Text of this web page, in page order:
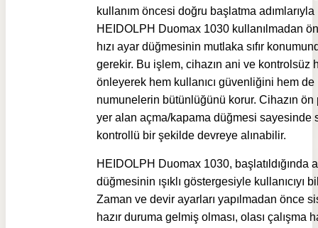
kullanım öncesi doğru başlatma adımlarıyla
HEIDOLPH Duomax 1030 kullanılmadan
hızı ayar düğmesinin mutlaka sıfır
gerekir. Bu işlem, cihazın ani ve kontrolsüz
önleyerek hem kullanıcı güvenliğini hem de
numunelerin bütünlüğünü korur. Cihazın
yer alan açma/kapama düğmesi sayesinde
kontrollü bir şekilde devreye alınabilir.
HEIDOLPH Duomax 1030, başlatıldığında
düğmesinin ışıklı göstergesiyle kullanıcıyı
Zaman ve devir ayarları yapılmadan önce
hazır duruma gelmiş olması, olası çalışma